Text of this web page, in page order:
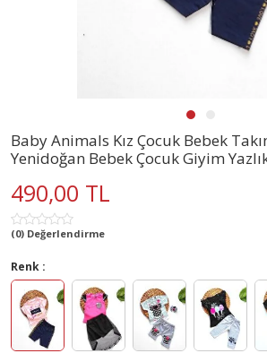
Baby Animals Kız Çocuk Bebek
Yenidoğan Bebek Çocuk Giyim
490,00 TL
(0) Değerlendirme
Renk :